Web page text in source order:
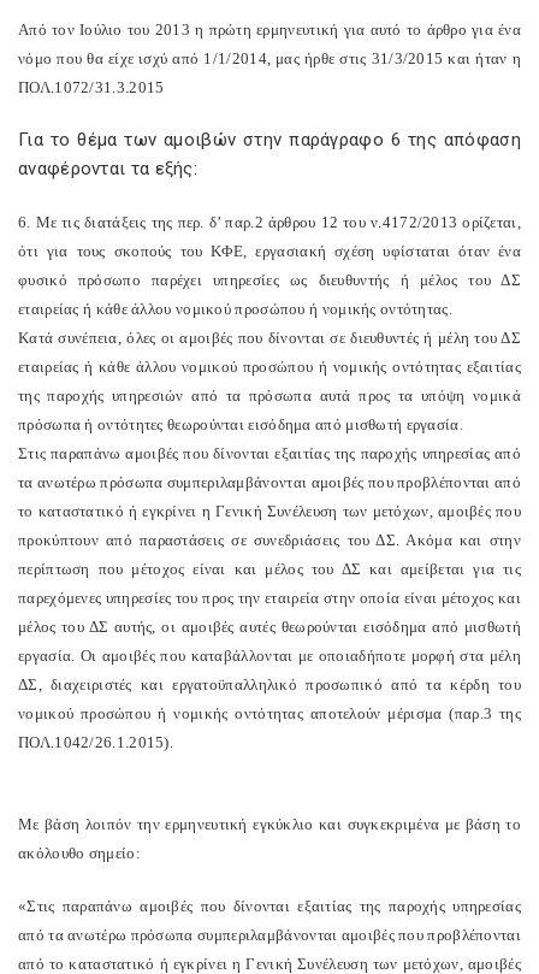
Από τον Ιούλιο του 2013 η πρώτη ερμηνευτική για αυτό το άρθρο για ένα
νόμο που θα είχε ισχύ από 1/1/2014, μας ήρθε στις 31/3/2015 και ήταν η
ΠΟΛ.1072/31.3.2015
Για το θέμα των αμοιβών στην παράγραφο 6 της απόφαση
αναφέρονται τα εξής:
6. Με τις διατάξεις της περ. δ’ παρ.2 άρθρου 12 του ν.4172/2013 ορίζεται,
ότι για τους σκοπούς του ΚΦΕ, εργασιακή σχέση υφίσταται όταν ένα
φυσικό πρόσωπο παρέχει υπηρεσίες ως διευθυντής ή μέλος του ΔΣ
εταιρείας ή κάθε άλλου νομικού προσώπου ή νομικής οντότητας.
Κατά συνέπεια, όλες οι αμοιβές που δίνονται σε διευθυντές ή μέλη του ΔΣ
εταιρείας ή κάθε άλλου νομικού προσώπου ή νομικής οντότητας εξαιτίας
της παροχής υπηρεσιών από τα πρόσωπα αυτά προς τα υπόψη νομικά
πρόσωπα ή οντότητες θεωρούνται εισόδημα από μισθωτή εργασία.
Στις παραπάνω αμοιβές που δίνονται εξαιτίας της παροχής υπηρεσίας από
τα ανωτέρω πρόσωπα συμπεριλαμβάνονται αμοιβές που προβλέπονται από
το καταστατικό ή εγκρίνει η Γενική Συνέλευση των μετόχων, αμοιβές που
προκύπτουν από παραστάσεις σε συνεδριάσεις του ΔΣ. Ακόμα και στην
περίπτωση που μέτοχος είναι και μέλος του ΔΣ και αμείβεται για τις
παρεχόμενες υπηρεσίες του προς την εταιρεία στην οποία είναι μέτοχος και
μέλος του ΔΣ αυτής, οι αμοιβές αυτές θεωρούνται εισόδημα από μισθωτή
εργασία. Οι αμοιβές που καταβάλλονται με οποιαδήποτε μορφή στα μέλη
ΔΣ, διαχειριστές και εργατοϋπαλληλικό προσωπικό από τα κέρδη του
νομικού προσώπου ή νομικής οντότητας αποτελούν μέρισμα (παρ.3 της
ΠΟΛ.1042/26.1.2015).
Με βάση λοιπόν την ερμηνευτική εγκύκλιο και συγκεκριμένα με βάση το
ακόλουθο σημείο:
«Στις παραπάνω αμοιβές που δίνονται εξαιτίας της παροχής υπηρεσίας
από τα ανωτέρω πρόσωπα συμπεριλαμβάνονται αμοιβές που προβλέπονται
από το καταστατικό ή εγκρίνει η Γενική Συνέλευση των μετόχων, αμοιβές